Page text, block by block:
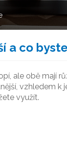
a co
ale obě mají
vzhledem k
využít.